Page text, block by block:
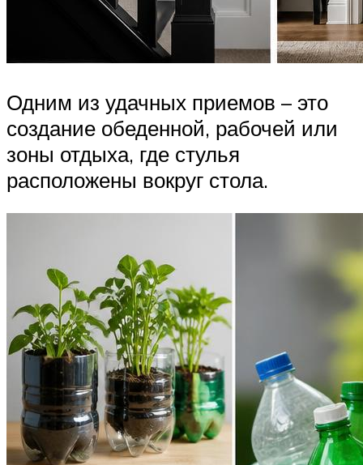
Одним из удачных приемов – это
создание обеденной, рабочей или
зоны отдыха, где стулья
расположены вокруг стола.